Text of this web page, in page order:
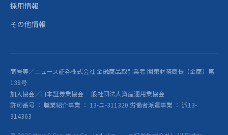
採用情報
その他情報
商号等／ニュース証券株式会社 金融商品取引業者 関東財務局長（金商）第
138号
加入協会／日本証券業協会 一般社団法人資産運用業協会
許可番号 ： 職業紹介事業 ： 13-ユ-311320 労働者派遣事業 ： 派13-
314363